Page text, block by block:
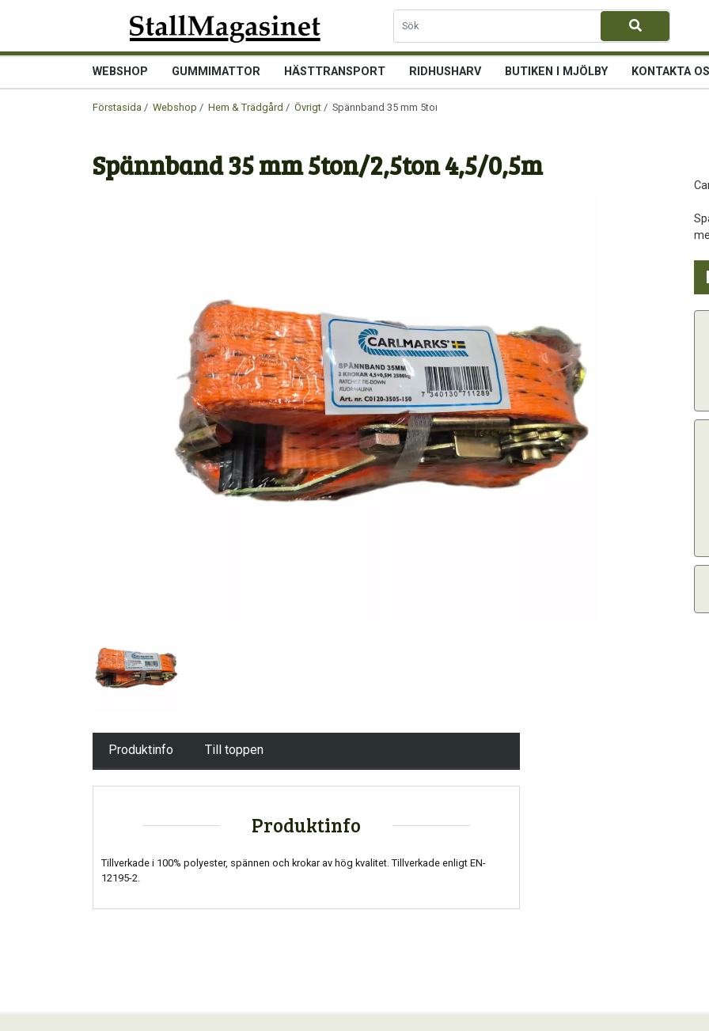
WEBSHOP GUMMIMATTOR HÄSTTRANSPORT RIDHUSHARV BUTIKEN I MJÖLBY KONTAKTA
Förstasida / Webshop / Hem & Trädgård / Övrigt / Spännband 35 mm 5ton/2,5ton 4,5/0,5m
Spännband 35 mm 5ton/2,5ton 4,5/0,5m
Produktinfo Till toppen
Produktinfo
Tillverkade i 100% polyester, spännen och krokar av hög kvalitet. Tillverkade enligt EN-
12195-2.